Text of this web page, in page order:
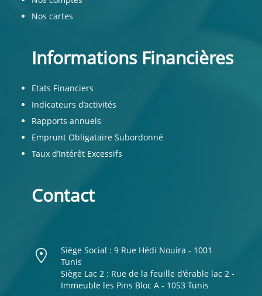
Nos cartes
Informations Financières
Etats Financiers
Indicateurs d’activités
Rapports annuels
Emprunt Obligataire Subordonné
Taux d’Intérêt Excessifs
Contact
Siège Social : 9 Rue Hédi Nouira - 1001
Tunis
Siège Lac 2 : Rue de la feuille d'érable lac 2 -
Immeuble les Pins Bloc A - 1053 Tunis